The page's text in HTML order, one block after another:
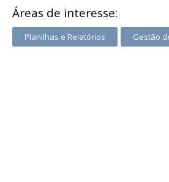
Áreas de interesse:
Planilhas e Relatórios Gestão